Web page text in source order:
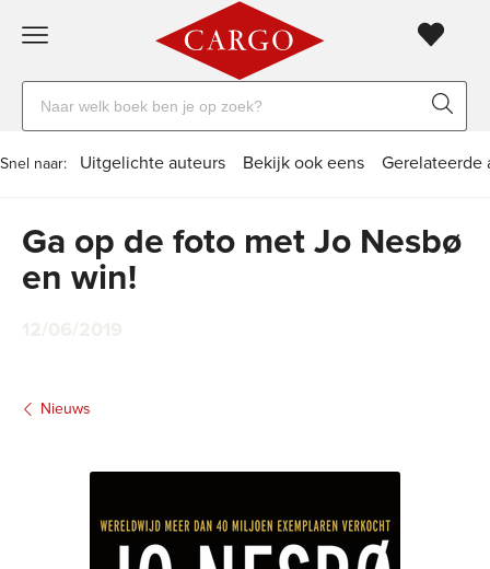
verzending20
Voor
Veilig
naar
boeken,
uitgevers
Snel naar: Uitgelichte auteurs Bekijk ook eens Gerelateerde
Ga op de foto met Jo Nesbø
en win!
Nieuws